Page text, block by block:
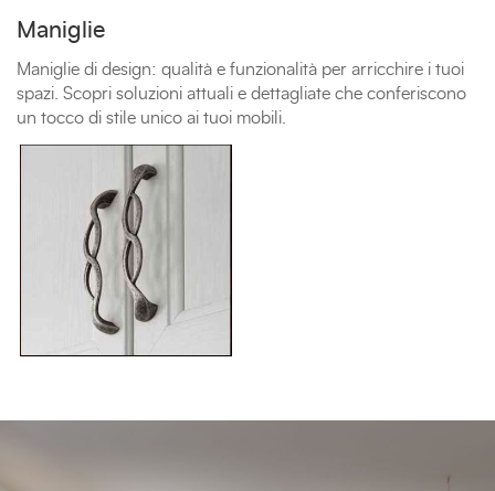
Maniglie
Maniglie di design: qualità e funzionalità per arricchire i tuoi
spazi. Scopri soluzioni attuali e dettagliate che conferiscono
un tocco di stile unico ai tuoi mobili.